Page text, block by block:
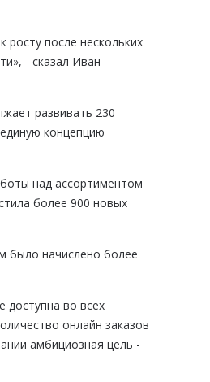
после нескольких
- сказал Иван
развивать 230
концепцию
над ассортиментом
более 900 новых
было начислено более
доступна во всех
онлайн заказов
амбициозная цель -